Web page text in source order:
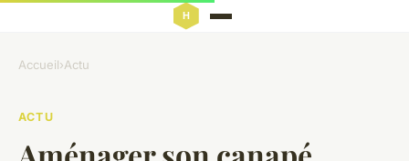
Accueil›Actu
ACTU